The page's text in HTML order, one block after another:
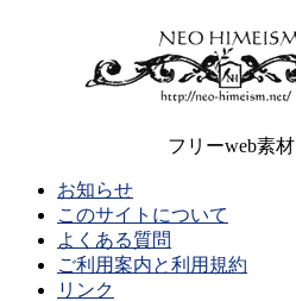
フリーweb素材
お知らせ
このサイトについて
よくある質問
ご利用案内と利用規約
リンク